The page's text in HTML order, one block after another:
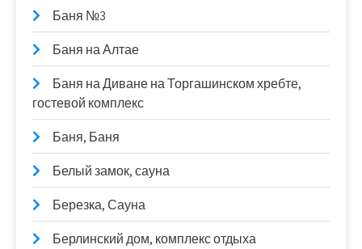
Баня №3
Баня на Алтае
Баня на Диване на Торгашинском хребте,
гостевой комплекс
Баня, Баня
Белый замок, сауна
Березка, Сауна
Берлинский дом, комплекс отдыха